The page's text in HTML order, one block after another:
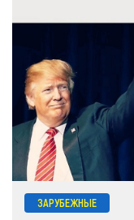
ЗАРУБЕЖНЫЕ